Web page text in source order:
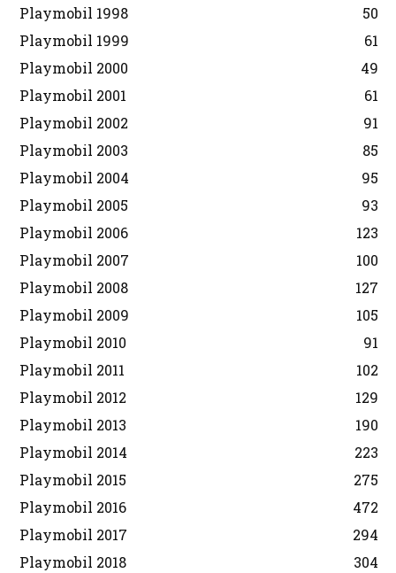
Playmobil 1998
50
Playmobil 1999
61
Playmobil 2000
49
Playmobil 2001
61
Playmobil 2002
91
Playmobil 2003
85
Playmobil 2004
95
Playmobil 2005
93
Playmobil 2006
123
Playmobil 2007
100
Playmobil 2008
127
Playmobil 2009
105
Playmobil 2010
91
Playmobil 2011
102
Playmobil 2012
129
Playmobil 2013
190
Playmobil 2014
223
Playmobil 2015
275
Playmobil 2016
472
Playmobil 2017
294
Playmobil 2018
304